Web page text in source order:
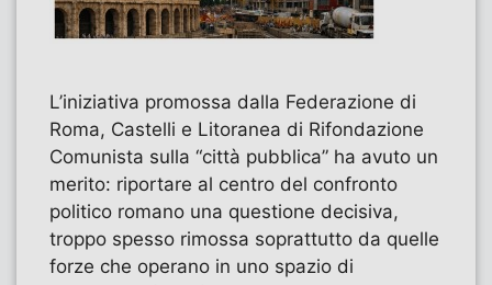
L’iniziativa promossa dalla Federazione di
Roma, Castelli e Litoranea di Rifondazione
Comunista sulla “città pubblica” ha avuto un
merito: riportare al centro del confronto
politico romano una questione decisiva,
troppo spesso rimossa soprattutto da quelle
forze che operano in uno spazio di